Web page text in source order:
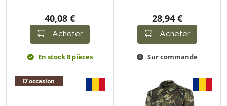
40,08 €
Acheter
En stock 8 pièces
28,94 €
Acheter
Sur commande
D’occasion